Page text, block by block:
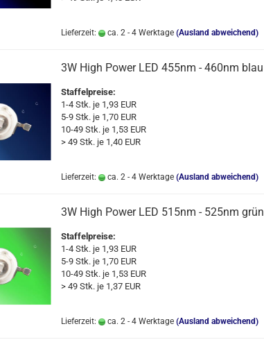
Lieferzeit: ca. 2 - 4 Werktage (Ausland abweichend)
3W High Power LED 455nm - 460nm blau
Staffelpreise:
1-4 Stk. je 1,93 EUR
5-9 Stk. je 1,70 EUR
10-49 Stk. je 1,53 EUR
> 49 Stk. je 1,40 EUR
Lieferzeit: ca. 2 - 4 Werktage (Ausland abweichend)
3W High Power LED 515nm - 525nm grün
Staffelpreise:
1-4 Stk. je 1,93 EUR
5-9 Stk. je 1,70 EUR
10-49 Stk. je 1,53 EUR
> 49 Stk. je 1,37 EUR
Lieferzeit: ca. 2 - 4 Werktage (Ausland abweichend)